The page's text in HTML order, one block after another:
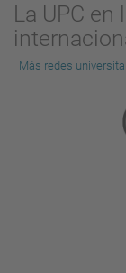
La UPC
Más redes